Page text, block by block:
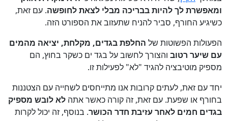
ומאפשרת לך להיות בבריכה מבלי לצאת לחופשה. עם זאת,
כשיגיע החורף, סביר להניח שתעזוב את הספורט הזה.
הפעולות הפשוטות של החלפת בגדים, מקלחת, יציאה מהמים
עם שיער רטוב והצורך לחשוב על בגד ים כשקר בחוץ, הם
מספיק מוטיבציה להגיד "לא" לפעילות זו.
יחד עם זאת, לעתים קרובות אנו מתייחסים לשחייה עם הצטננות
בחורף או שפעת. עם זאת, זה קורה כאשר אתה לא לובש מספיק
בגדים חמים לאחר עזיבת חדר הכושר. בנוסף, זה יכול לקרות